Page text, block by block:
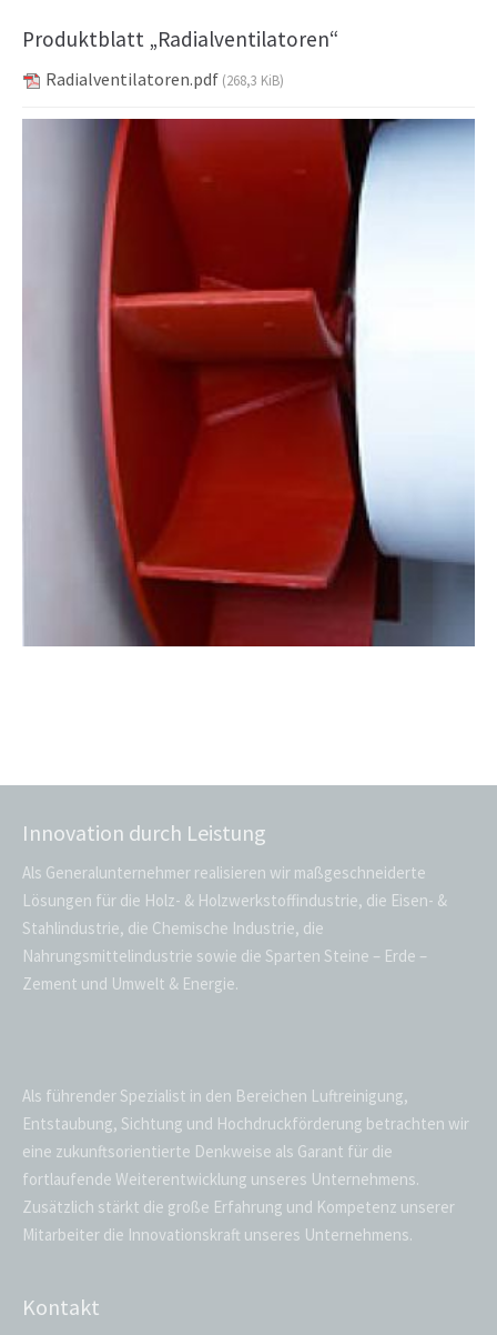
Produktblatt „Radialventilatoren“
Radialventilatoren.pdf (268,3 KiB)
Innovation durch Leistung
Als Generalunternehmer realisieren wir maßgeschneiderte
Lösungen für die Holz- & Holzwerkstoffindustrie, die Eisen- &
Stahlindustrie, die Chemische Industrie, die
Nahrungsmittelindustrie sowie die Sparten Steine – Erde –
Zement und Umwelt & Energie.
Als führender Spezialist in den Bereichen Luftreinigung,
Entstaubung, Sichtung und Hochdruckförderung betrachten wir
eine zukunftsorientierte Denkweise als Garant für die
fortlaufende Weiterentwicklung unseres Unternehmens.
Zusätzlich stärkt die große Erfahrung und Kompetenz unserer
Mitarbeiter die Innovationskraft unseres Unternehmens.
Kontakt